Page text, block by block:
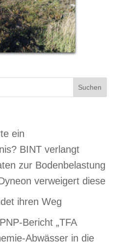
ein
BINT verlangt
zur Bodenbelastung
verweigert diese
ihren Weg
Bericht „TFA
Abwässer in die